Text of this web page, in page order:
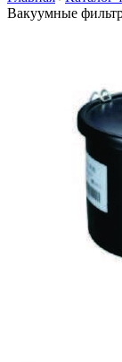
Вакуумные